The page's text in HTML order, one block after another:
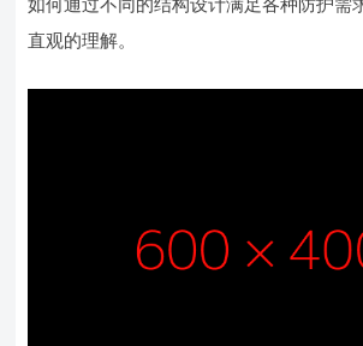
如何通过不同的结构设计满足各种防护需
直观的理解。